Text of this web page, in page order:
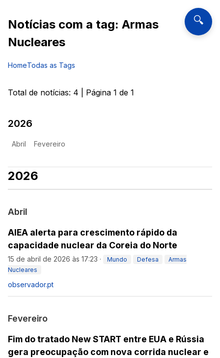
🔍
Notícias com a tag: Armas
Nucleares
HomeTodas as Tags
Total de notícias: 4 | Página 1 de 1
2026
Abril Fevereiro
2026
Abril
AIEA alerta para crescimento rápido da
capacidade nuclear da Coreia do Norte
15 de abril de 2026 às 17:23 · Mundo Defesa
Armas
Nucleares
observador.pt
Fevereiro
Fim do tratado New START entre EUA e Rússia
gera preocupação com nova corrida nuclear e